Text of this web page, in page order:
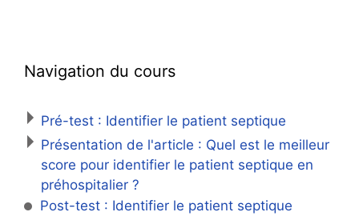
Navigation du cours
Pré-test : Identifier le patient septique
Présentation de l'article : Quel est le meilleur
score pour identifier le patient septique en
préhospitalier ?
Post-test : Identifier le patient septique